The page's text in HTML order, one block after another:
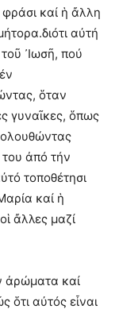
καί ἡ ἄλλη
αὐτή
᾿Ιωσῆ, πού
ὅταν
γυναῖκες, ὅπως
του ἀπό τήν
τοποθέτησι
καί ἡ
ἄλλες μαζί
ἀρώματα καί
ὅτι αὐτός εἶναι